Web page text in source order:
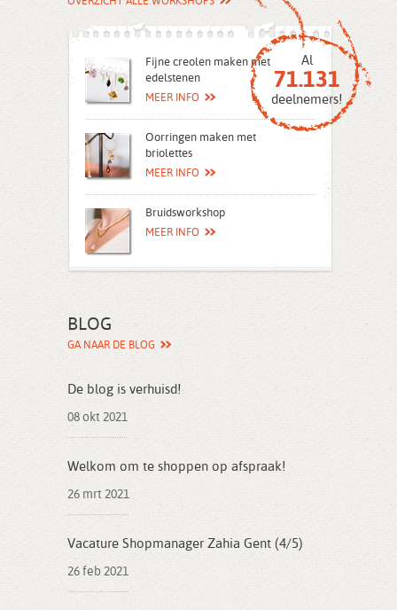
Al
71.131
deelnemers!
Fijne creolen maken met
edelstenen
MEER INFO
Oorringen maken met
briolettes
MEER INFO
Bruidsworkshop
MEER INFO
BLOG
GA NAAR DE BLOG
De blog is verhuisd!
08 okt 2021
Welkom om te shoppen op afspraak!
26 mrt 2021
Vacature Shopmanager Zahia Gent (4/5)
26 feb 2021